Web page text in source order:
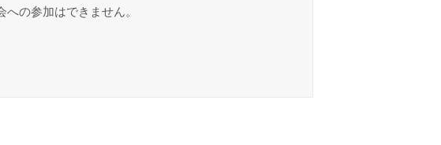
の参加はできません。